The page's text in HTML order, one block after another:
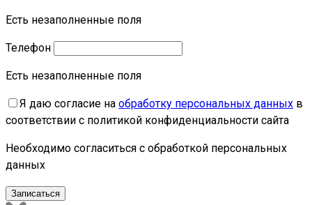
Есть незаполненные поля
Телефон
Есть незаполненные поля
Я даю согласие на обработку персональных данных в
соответствии с политикой конфиденциальности сайта
Необходимо согласиться с обработкой персональных
данных